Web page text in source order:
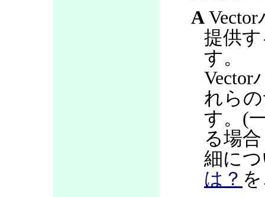
A
提供
す。
Vector
れら
す。(
る場
細に
は？